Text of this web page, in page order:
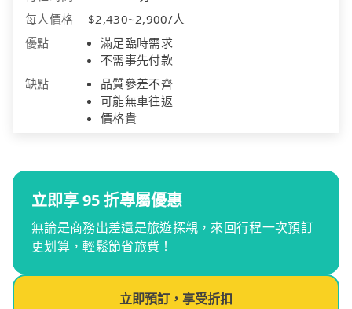
每人價格
$2,430~2,900/人
優點
滿足臨時需求
不需事先付款
缺點
品質參差不齊
可能無車往返
價格貴
立即享 95 折專屬優惠
無論是商務出差還是旅遊探親，來回行程一次預訂
更划算，輕鬆節省旅費！
立即預訂，享受折扣